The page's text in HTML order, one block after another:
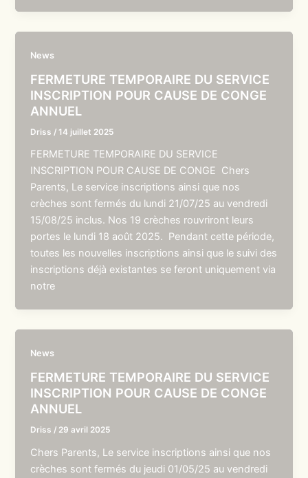
News
FERMETURE TEMPORAIRE DU SERVICE
INSCRIPTION POUR CAUSE DE CONGE
ANNUEL
Driss /14 juillet 2025
FERMETURE TEMPORAIRE DU SERVICE
INSCRIPTION POUR CAUSE DE CONGE Chers
Parents, Le service inscriptions ainsi que nos
crèches sont fermés du lundi 21/07/25 au vendredi
15/08/25 inclus. Nos 19 crèches rouvriront leurs
portes le lundi 18 août 2025. Pendant cette période,
toutes les nouvelles inscriptions ainsi que le suivi des
inscriptions déjà existantes se feront uniquement via
notre
News
FERMETURE TEMPORAIRE DU SERVICE
INSCRIPTION POUR CAUSE DE CONGE
ANNUEL
Driss / 29 avril 2025
Chers Parents, Le service inscriptions ainsi que nos
crèches sont fermés du jeudi 01/05/25 au vendredi